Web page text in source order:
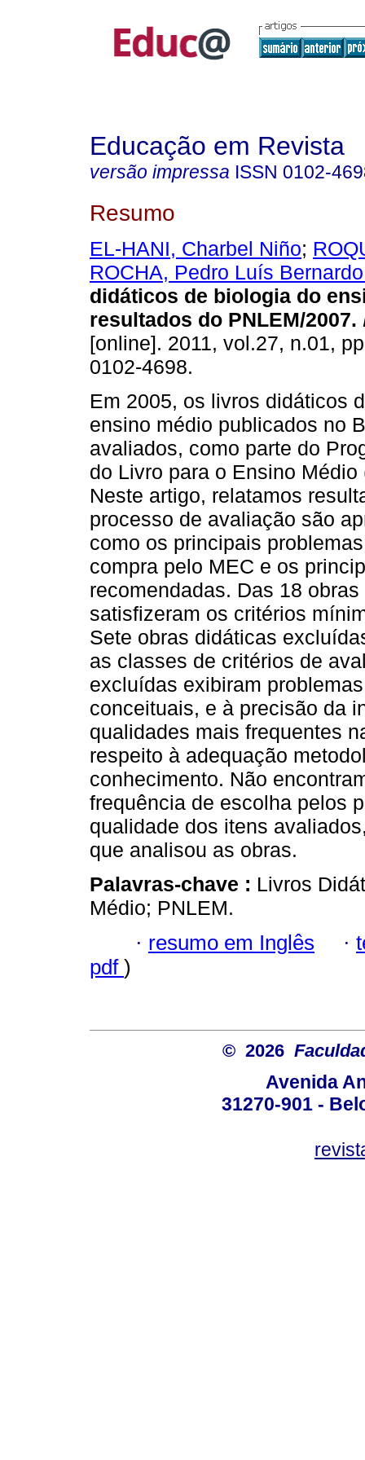
Educação em Revista
versão impressa ISSN 0102-
Resumo
EL-HANI, Charbel Niño;
ROCHA, Pedro Luís
didáticos de biologia do
resultados do PNLEM/2007.
[online]. 2011, vol.27, n.01,
0102-4698.
Em 2005, os livros didáticos
ensino médio publicados no
avaliados, como parte do
do Livro para o Ensino Médio
Neste artigo, relatamos
processo de avaliação são
como os principais
compra pelo MEC e os
recomendadas. Das 18
satisfizeram os critérios
Sete obras didáticas
as classes de critérios de
excluídas exibiram
conceituais, e à precisão da
qualidades mais frequentes
respeito à adequação
conhecimento. Não
frequência de escolha pelos
qualidade dos itens
que analisou as obras.
Palavras-chave : Livros
Médio; PNLEM.
· resumo em Inglês ·
pdf )
© 2026
Avenida
31270-901 -